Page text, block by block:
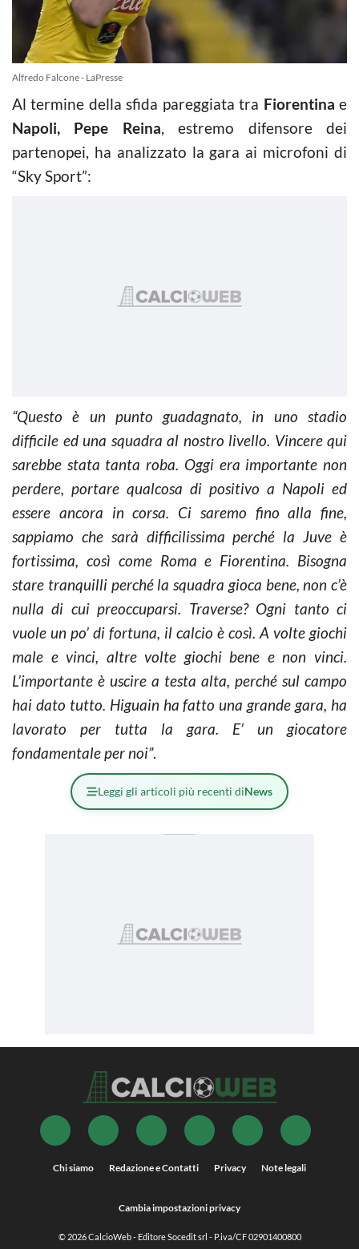
Alfredo Falcone - LaPresse
Al termine della sfida pareggiata tra Fiorentina e
Napoli, Pepe Reina, estremo difensore dei
partenopei, ha analizzato la gara ai microfoni di
“Sky Sport”:
“Questo è un punto guadagnato, in uno stadio
difficile ed una squadra al nostro livello. Vincere qui
sarebbe stata tanta roba. Oggi era importante non
perdere, portare qualcosa di positivo a Napoli ed
essere ancora in corsa. Ci saremo fino alla fine,
sappiamo che sarà difficilissima perché la Juve è
fortissima, così come Roma e Fiorentina. Bisogna
stare tranquilli perché la squadra gioca bene, non c’è
nulla di cui preoccuparsi. Traverse? Ogni tanto ci
vuole un po’ di fortuna, il calcio è così. A volte giochi
male e vinci, altre volte giochi bene e non vinci.
L’importante è uscire a testa alta, perché sul campo
hai dato tutto. Higuain ha fatto una grande gara, ha
lavorato per tutta la gara. E’ un giocatore
fondamentale per noi”.
Leggi gli articoli più recenti diNews
Chi siamo Redazione e Contatti Privacy Note legali
Cambia impostazioni privacy
© 2026CalcioWeb- Editore Socedit srl - P.iva/CF 02901400800